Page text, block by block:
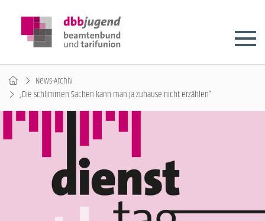
News-Archiv
„Die schlimmen Sachen kann man ja zuhause nicht erzählen“